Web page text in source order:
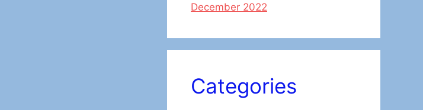
December 2022
Categories